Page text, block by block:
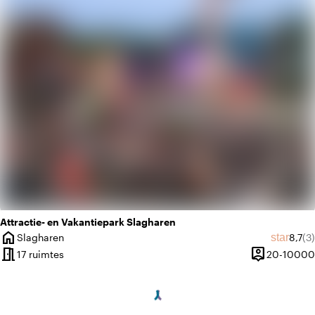
Attractie- en Vakantiepark Slagharen
home
Plaats
Slagharen star8,7(3)
meeting_room17 ruimtes person_pin
Capaciteit
20-10000
history